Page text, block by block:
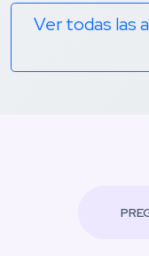
Ver todas las